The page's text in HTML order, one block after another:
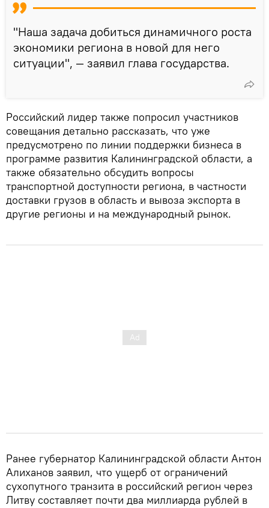
"Наша задача добиться динамичного роста
экономики региона в новой для него
ситуации", — заявил глава государства.
Российский лидер также попросил участников
совещания детально рассказать, что уже
предусмотрено по линии поддержки бизнеса в
программе развития Калининградской области, а
также обязательно обсудить вопросы
транспортной доступности региона, в частности
доставки грузов в область и вывоза экспорта в
другие регионы и на международный рынок.
Ранее губернатор Калининградской области Антон
Алиханов заявил, что ущерб от ограничений
сухопутного транзита в российский регион через
Литву составляет почти два миллиарда рублей в